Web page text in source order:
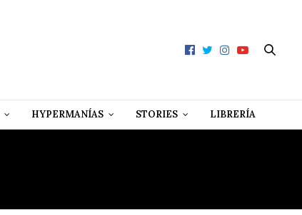
HYPERMANÍAS STORIES LIBRERÍA